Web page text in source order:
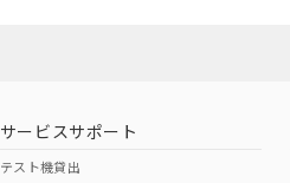
サービスサポート
テスト機貸出